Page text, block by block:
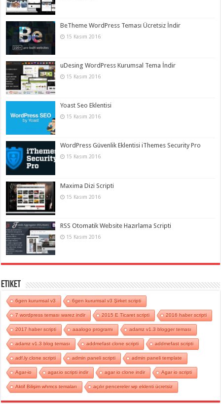
BeTheme WordPress Teması Ücretsiz İndir
15 Kasım 2016
uDesing WordPress Kurumsal Tema İndir
15 Kasım 2016
Yoast Seo Eklentisi
15 Kasım 2016
WordPress Güvenlik Eklentisi iThemes Security Pro
15 Kasım 2016
Maxima Dizi Scripti
15 Kasım 2016
RSS Otomatik Website Hazırlama Scripti
15 Kasım 2016
Etiket
6gen kurumsal v3 6gen kurumsal v3 Şirket scripti
7 wordpress teması warez indir 2015 E Ticaret scripti 2016 haber scripti
2017 haber scripti aaalogo programı adamz v1.3 blogger teması
adamz v1.3 blog teması addmefast clone scripti addmefast scripti
adf.ly clone scripti admin paneli scripti admin paneli template
Agar-io agar.io scripti indir agar io clone indir Agar io scripti
Aktif Bilişim whmcs temaları açılır pencereler wp eklenti ücretsiz